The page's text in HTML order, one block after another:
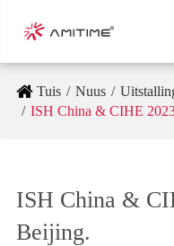
Tuis Nuus
ISH China & CIHE
ISH China &
Beijing.